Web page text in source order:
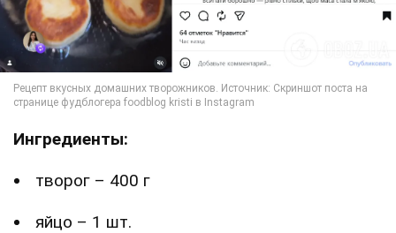
Ингредиенты:
творог – 400 г
яйцо – 1 шт.